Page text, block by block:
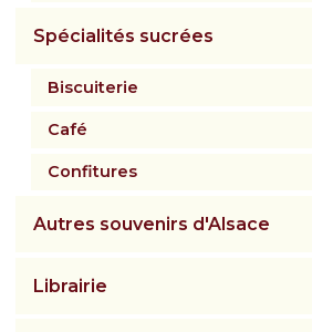
Spécialités sucrées
Biscuiterie
Café
Confitures
Autres souvenirs d'Alsace
Librairie